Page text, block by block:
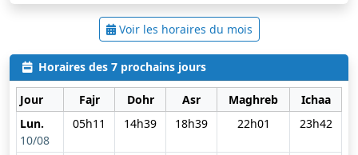
Voir les horaires du mois
Horaires des 7 prochains jours
Jour Fajr Dohr Asr Maghreb
Ichaa
Lun.
10/08
05h11 14h39 18h39 22h01 23h42